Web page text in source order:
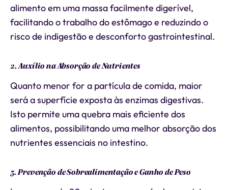
alimento em uma massa facilmente digerível,
facilitando o trabalho do estômago e reduzindo o
risco de indigestão e desconforto gastrointestinal.
2. Auxílio na Absorção de Nutrientes
Quanto menor for a partícula de comida, maior
será a superfície exposta às enzimas digestivas.
Isto permite uma quebra mais eficiente dos
alimentos, possibilitando uma melhor absorção dos
nutrientes essenciais no intestino.
3. Prevenção de Sobrealimentação e Ganho de Peso